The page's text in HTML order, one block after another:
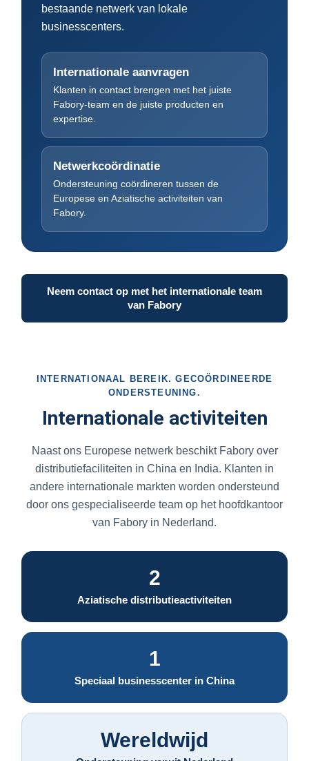
bestaande netwerk van lokale
businesscenters.
Internationale aanvragen
Klanten in contact brengen met het juiste
Fabory-team en de juiste producten en
expertise.
Netwerkcoördinatie
Ondersteuning coördineren tussen de
Europese en Aziatische activiteiten van
Fabory.
Neem contact op met het internationale team
van Fabory
INTERNATIONAAL BEREIK. GECOÖRDINEERDE
ONDERSTEUNING.
Internationale activiteiten
Naast ons Europese netwerk beschikt Fabory over
distributiefaciliteiten in China en India. Klanten in
andere internationale markten worden ondersteund
door ons gespecialiseerde team op het hoofdkantoor
van Fabory in Nederland.
2
Aziatische distributieactiviteiten
1
Speciaal businesscenter in China
Wereldwijd